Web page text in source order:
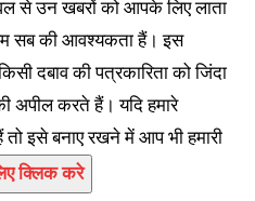
से उन खबरों को आपके लिए लाता
सब की आवश्यकता हैं। इस
दबाव की पत्रकारिता को जिंदा
अपील करते हैं। यदि हमारे
इसे बनाए रखने में आप भी हमारी
क्लिक करे